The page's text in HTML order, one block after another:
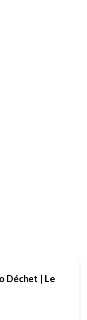
Déchet | Le